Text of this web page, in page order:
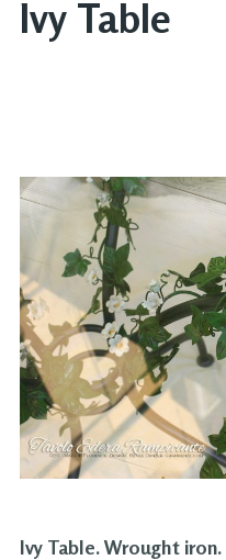
Ivy Table
Ivy Table. Wrought iron.